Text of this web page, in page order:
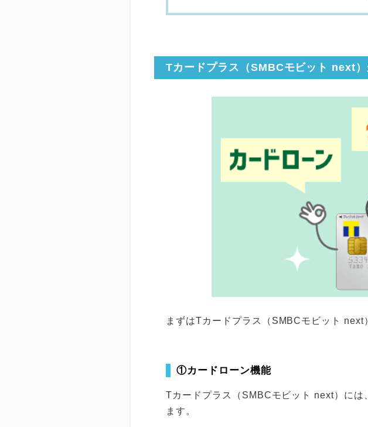
Tカードプラス（SMBCモビット next
まずはTカードプラス（SMBCモビット next
①カードローン機能
Tカードプラス（SMBCモビット next）に
ます。